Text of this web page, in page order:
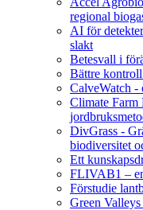
regional
AI för
slakt
Betesvall i
Bättre
CalveWatch
Climate Farm
DivGrass -
biodiversitet
Ett
FLIVAB1 –
Förstudie
Green